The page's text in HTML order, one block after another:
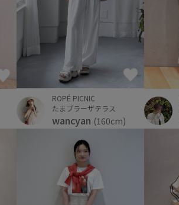
ROPÉ PICNIC
たまプラーザテラス
wancyan (160cm)